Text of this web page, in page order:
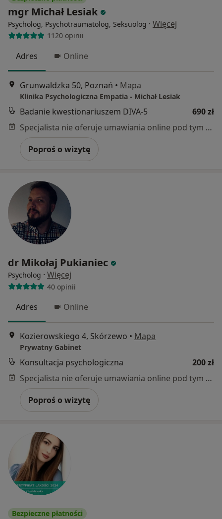
mgr Michał Lesiak
Psycholog, Psychotraumatolog, Seksuolog · Więcej
1120 opinii
Adres Online
Grunwaldzka 50, Poznań • Mapa
Klinika Psychologiczna Empatia - Michał Lesiak
Badanie kwestionariuszem DIVA-5
690 zł
Specjalista nie oferuje umawiania online pod tym adresem.
Poproś o wizytę
dr Mikołaj Pukianiec
Psycholog · Więcej
40 opinii
Adres Online
Kozierowskiego 4, Skórzewo • Mapa
Prywatny Gabinet
Konsultacja psychologiczna
200 zł
Specjalista nie oferuje umawiania online pod tym adresem.
Poproś o wizytę
Bezpieczne płatności